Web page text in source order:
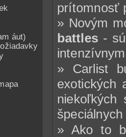
áut)
prítomnosť
» Novým
battles -
» Carlist
exotických
niekoľkých
» Ako to